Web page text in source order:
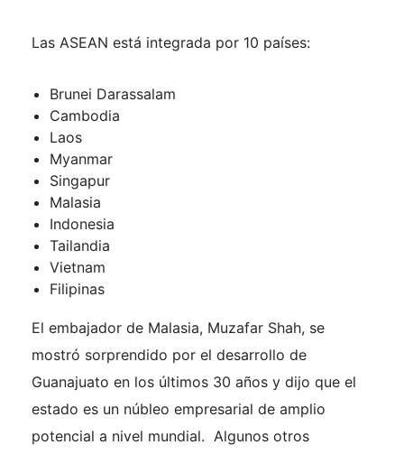
Las ASEAN está integrada por 10 países:
Brunei Darassalam
Cambodia
Laos
Myanmar
Singapur
Malasia
Indonesia
Tailandia
Vietnam
Filipinas
El embajador de Malasia, Muzafar Shah, se
mostró sorprendido por el desarrollo de
Guanajuato en los últimos 30 años y dijo que el
estado es un núbleo empresarial de amplio
potencial a nivel mundial. Algunos otros